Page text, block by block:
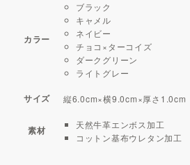
カラー
ブラック
キャメル
ネイビー
チョコ×ターコイズ
ダークグリーン
ライトグレー
サイズ 縦6.0cm×横9.0cm×厚さ1.0cm
素材
天然牛革エンボス加工
コットン基布ウレタン加工